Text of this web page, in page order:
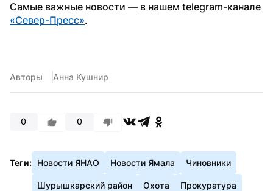
«Север-Пресс».
Авторы Анна Кушнир
0 0
Теги: Новости ЯНАО Новости Ямала Чиновники
Шурышкарский район Охота Прокуратура